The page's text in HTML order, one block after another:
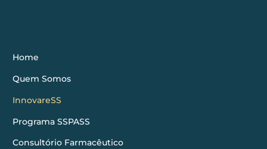
Home
Quem Somos
InnovareSS
Programa SSPASS
Consultório Farmacêutico